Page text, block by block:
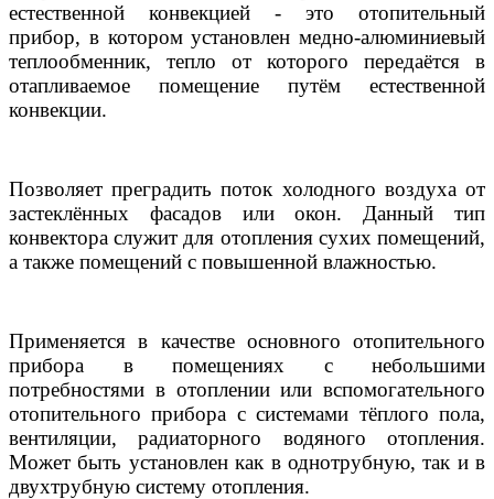
естественной конвекцией - это отопительный
прибор, в котором установлен медно-алюминиевый
теплообменник, тепло от которого передаётся в
отапливаемое помещение путём естественной
конвекции.
Позволяет преградить поток холодного воздуха от
застеклённых фасадов или окон. Данный тип
конвектора служит для отопления сухих помещений,
а также помещений с повышенной влажностью.
Применяется в качестве основного отопительного
прибора в помещениях с небольшими
потребностями в отоплении или вспомогательного
отопительного прибора с системами тёплого пола,
вентиляции, радиаторного водяного отопления.
Может быть установлен как в однотрубную, так и в
двухтрубную систему отопления.